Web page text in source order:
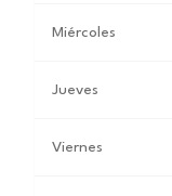
Miércoles
Jueves
Viernes